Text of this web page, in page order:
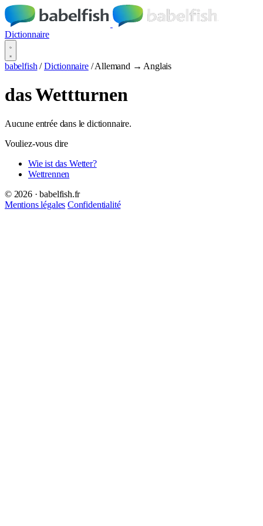
Dictionnaire
babelfish / Dictionnaire / Allemand → Anglais
das Wettturnen
Aucune entrée dans le dictionnaire.
Vouliez-vous dire
Wie ist das Wetter?
Wettrennen
© 2026 · babelfish.fr
Mentions légales Confidentialité